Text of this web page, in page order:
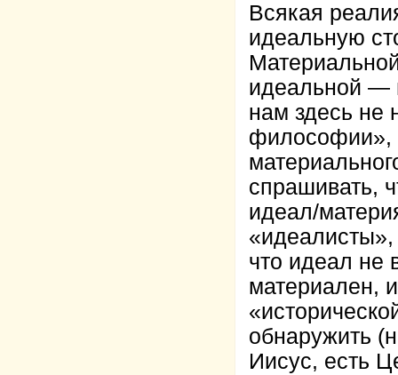
Всякая
идеальную
идеальной —
нам здесь не
философии»,
спрашивать,
идеал/
что идеал не
материален,
обнаружить
Иисус, есть